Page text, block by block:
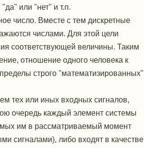
или "нет" и т.п.
число. Вместе с тем дискретные
числами. Для этой цели
соответствующей величины. Таким
отношение одного человека к
строго "математизированных"
тех или иных входных сигналов,
очередь каждый элемент системы
им в рассматриваемый момент
сигналами), либо входят в качестве